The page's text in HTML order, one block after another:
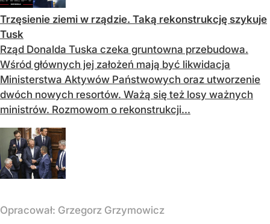
Trzęsienie ziemi w rządzie. Taką rekonstrukcję szykuje
Tusk
Rząd Donalda Tuska czeka gruntowna przebudowa.
Wśród głównych jej założeń mają być likwidacja
Ministerstwa Aktywów Państwowych oraz utworzenie
dwóch nowych resortów. Ważą się też losy ważnych
ministrów. Rozmowom o rekonstrukcji...
Opracował: Grzegorz Grzymowicz